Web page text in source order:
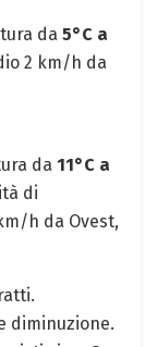
da‍ 5°C a
2 km/h ⁢da
da 11°C a
di
h da Ovest,
diminuzione.